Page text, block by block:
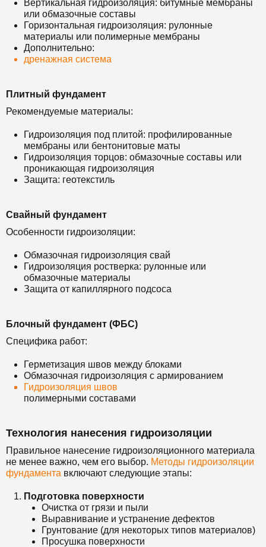
Вертикальная гидроизоляция: битумные мембраны
или обмазочные составы
Горизонтальная гидроизоляция: рулонные
материалы или полимерные мембраны
Дополнительно:
дренажная система
Плитный фундамент
Рекомендуемые материалы:
Гидроизоляция под плитой: профилированные
мембраны или бентонитовые маты
Гидроизоляция торцов: обмазочные составы или
проникающая гидроизоляция
Защита: геотекстиль
Свайный фундамент
Особенности гидроизоляции:
Обмазочная гидроизоляция свай
Гидроизоляция ростверка: рулонные или
обмазочные материалы
Защита от капиллярного подсоса
Блочный фундамент (ФБС)
Специфика работ:
Герметизация швов между блоками
Обмазочная гидроизоляция с армированием
Гидроизоляция швов
полимерными составами
Технология нанесения гидроизоляции
Правильное нанесение гидроизоляционного материала
не менее важно, чем его выбор. Методы гидроизоляции
фундамента включают следующие этапы:
Подготовка поверхности
Очистка от грязи и пыли
Выравнивание и устранение дефектов
Грунтование (для некоторых типов материалов)
Просушка поверхности